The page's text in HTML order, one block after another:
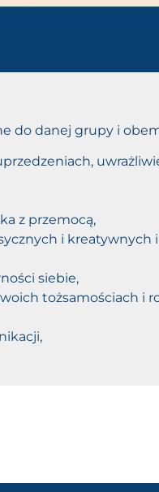
do danej grupy i
z przemocą,
i kreatywnych
siebie,
tożsamościach i